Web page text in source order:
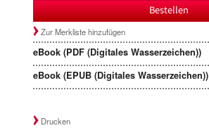
Bestellen
Zur Merkliste hinzufügen
eBook (PDF (Digitales Wasserzeichen))
eBook (EPUB (Digitales Wasserzeichen))
Drucken